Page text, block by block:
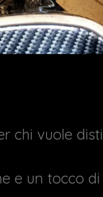
chi vuole
e un tocco di